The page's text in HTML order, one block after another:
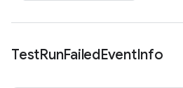
TestRunFailedEventInfo